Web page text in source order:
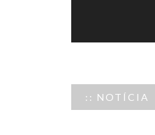
:: NOTÍCIA